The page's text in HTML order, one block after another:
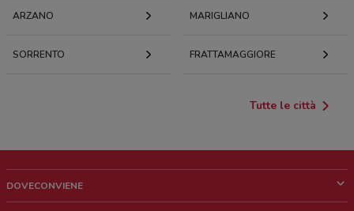
ARZANO MARIGLIANO
SORRENTO FRATTAMAGGIORE
Tutte le città
DOVECONVIENE